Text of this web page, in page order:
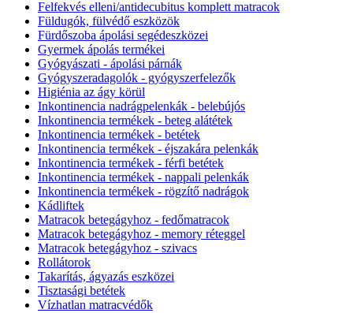
Felfekvés elleni/antidecubitus komplett matracok
Füldugók, fülvédő eszközök
Fürdőszoba ápolási segédeszközei
Gyermek ápolás termékei
Gyógyászati - ápolási párnák
Gyógyszeradagolók - gyógyszerfelezők
Higiénia az ágy körül
Inkontinencia nadrágpelenkák - belebújós
Inkontinencia termékek - beteg alátétek
Inkontinencia termékek - betétek
Inkontinencia termékek - éjszakára pelenkák
Inkontinencia termékek - férfi betétek
Inkontinencia termékek - nappali pelenkák
Inkontinencia termékek - rögzítő nadrágok
Kádliftek
Matracok betegágyhoz - fedőmatracok
Matracok betegágyhoz - memory réteggel
Matracok betegágyhoz - szivacs
Rollátorok
Takarítás, ágyazás eszközei
Tisztasági betétek
Vízhatlan matracvédők